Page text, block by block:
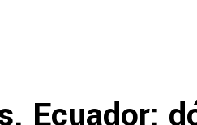
Ecuador: